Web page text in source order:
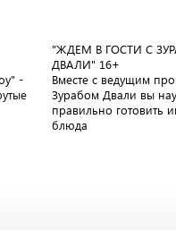
-
"ЖДЕМ В ГОСТИ С
ДВАЛИ" 16+
Вместе с ведущим
Зурабом Двали вы
правильно готовить
блюда